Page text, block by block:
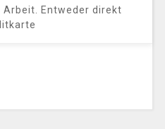
Entweder direkt